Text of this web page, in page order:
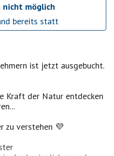
nicht möglich
bereits statt
ist jetzt ausgebucht.
Kraft der Natur entdecken
zu verstehen 💜